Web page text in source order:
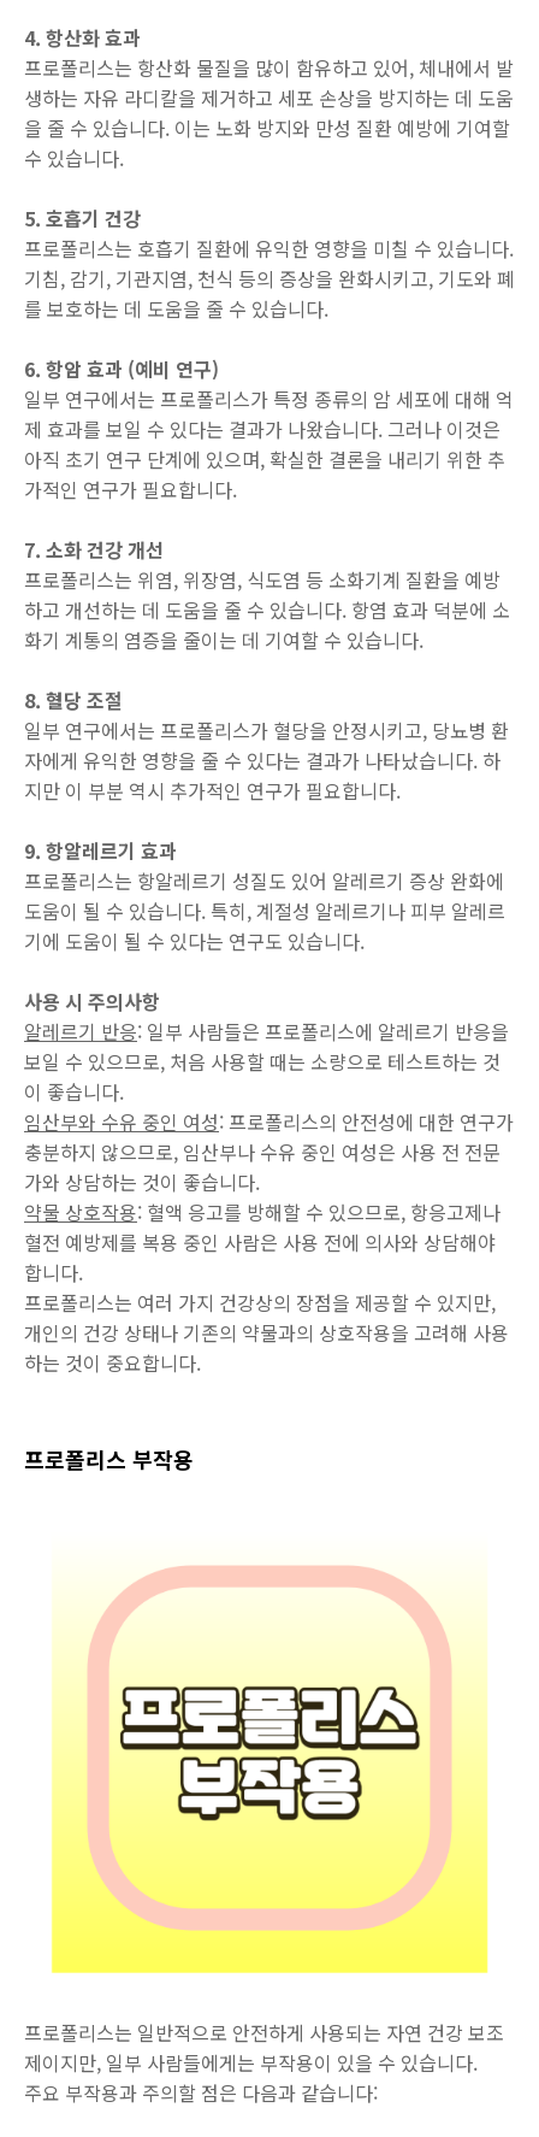
4. 항산화 효과
프로폴리스는 항산화 물질을 많이 함유하고 있어, 체내에서 발
생하는 자유 라디칼을 제거하고 세포 손상을 방지하는 데 도움
을 줄 수 있습니다. 이는 노화 방지와 만성 질환 예방에 기여할
수 있습니다.
5. 호흡기 건강
프로폴리스는 호흡기 질환에 유익한 영향을 미칠 수 있습니다.
기침, 감기, 기관지염, 천식 등의 증상을 완화시키고, 기도와 폐
를 보호하는 데 도움을 줄 수 있습니다.
6. 항암 효과 (예비 연구)
일부 연구에서는 프로폴리스가 특정 종류의 암 세포에 대해 억
제 효과를 보일 수 있다는 결과가 나왔습니다. 그러나 이것은
아직 초기 연구 단계에 있으며, 확실한 결론을 내리기 위한 추
가적인 연구가 필요합니다.
7. 소화 건강 개선
프로폴리스는 위염, 위장염, 식도염 등 소화기계 질환을 예방
하고 개선하는 데 도움을 줄 수 있습니다. 항염 효과 덕분에 소
화기 계통의 염증을 줄이는 데 기여할 수 있습니다.
8. 혈당 조절
일부 연구에서는 프로폴리스가 혈당을 안정시키고, 당뇨병 환
자에게 유익한 영향을 줄 수 있다는 결과가 나타났습니다. 하
지만 이 부분 역시 추가적인 연구가 필요합니다.
9. 항알레르기 효과
프로폴리스는 항알레르기 성질도 있어 알레르기 증상 완화에
도움이 될 수 있습니다. 특히, 계절성 알레르기나 피부 알레르
기에 도움이 될 수 있다는 연구도 있습니다.
사용 시 주의사항
알레르기 반응: 일부 사람들은 프로폴리스에 알레르기 반응을
보일 수 있으므로, 처음 사용할 때는 소량으로 테스트하는 것
이 좋습니다.
임산부와 수유 중인 여성: 프로폴리스의 안전성에 대한 연구가
충분하지 않으므로, 임산부나 수유 중인 여성은 사용 전 전문
가와 상담하는 것이 좋습니다.
약물 상호작용: 혈액 응고를 방해할 수 있으므로, 항응고제나
혈전 예방제를 복용 중인 사람은 사용 전에 의사와 상담해야
합니다.
프로폴리스는 여러 가지 건강상의 장점을 제공할 수 있지만,
개인의 건강 상태나 기존의 약물과의 상호작용을 고려해 사용
하는 것이 중요합니다.
프로폴리스 부작용
프로폴리스는 일반적으로 안전하게 사용되는 자연 건강 보조
제이지만, 일부 사람들에게는 부작용이 있을 수 있습니다.
주요 부작용과 주의할 점은 다음과 같습니다: